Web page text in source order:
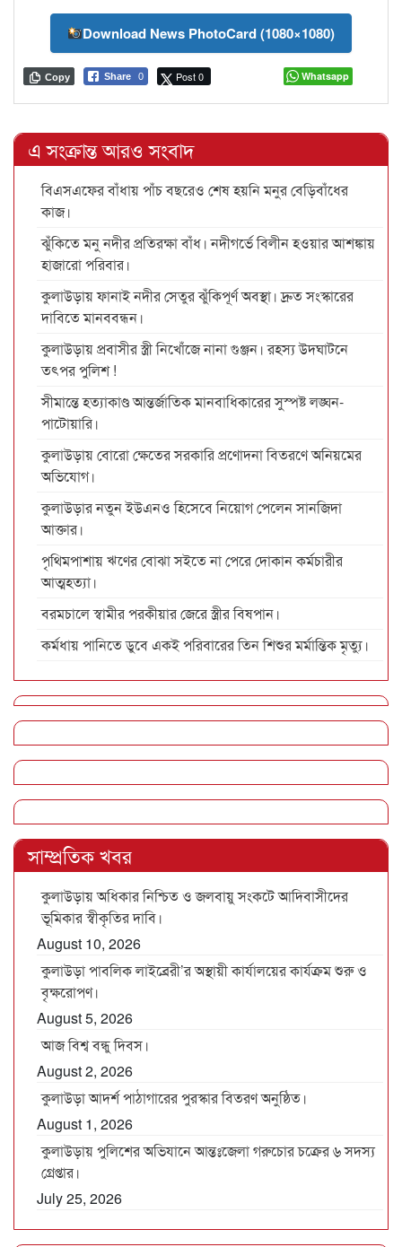
Download News PhotoCard (1080×1080)
Share 0 Post 0
Copy Whatsapp
এ সংক্রান্ত আরও সংবাদ
বিএসএফের বাঁধায় পাঁচ বছরেও শেষ হয়নি মনুর বেড়িবাঁধের
কাজ।
ঝুঁকিতে মনু নদীর প্রতিরক্ষা বাঁধ। নদীগর্ভে বিলীন হওয়ার আশঙ্কায়
হাজারো পরিবার।
কুলাউড়ায় ফানাই নদীর সেতুর ঝুঁকিপূর্ণ অবস্থা। দ্রুত সংস্কারের
দাবিতে মানববন্ধন।
কুলাউড়ায় প্রবাসীর স্ত্রী নিখোঁজে নানা গুঞ্জন। রহস্য উদঘাটনে
তৎপর পুলিশ !
সীমান্তে হত্যাকাণ্ড আন্তর্জাতিক মানবাধিকারের সুস্পষ্ট লঙ্ঘন-
পাটোয়ারি।
কুলাউড়ায় বোরো ক্ষেতের সরকারি প্রণোদনা বিতরণে অনিয়মের
অভিযোগ।
কুলাউড়ার নতুন ইউএনও হিসেবে নিয়োগ পেলেন সানজিদা
আক্তার।
পৃথিমপাশায় ঋণের বোঝা সইতে না পেরে দোকান কর্মচারীর
আত্মহত্যা।
বরমচালে স্বামীর পরকীয়ার জেরে স্ত্রীর বিষপান।
কর্মধায় পানিতে ডুবে একই পরিবারের তিন শিশুর মর্মান্তিক মৃত্যু।
সাম্প্রতিক খবর
কুলাউড়ায় অধিকার নিশ্চিত ও জলবায়ু সংকটে আদিবাসীদের
ভূমিকার স্বীকৃতির দাবি।
August 10, 2026
কুলাউড়া পাবলিক লাইব্রেরী’র অস্থায়ী কার্যালয়ের কার্যক্রম শুরু ও
বৃক্ষরোপণ।
August 5, 2026
আজ বিশ্ব বন্ধু দিবস।
August 2, 2026
কুলাউড়া আদর্শ পাঠাগারের পুরস্কার বিতরণ অনুষ্ঠিত।
August 1, 2026
কুলাউড়ায় পুলিশের অভিযানে আন্তঃজেলা গরুচোর চক্রের ৬ সদস্য
গ্রেপ্তার।
July 25, 2026